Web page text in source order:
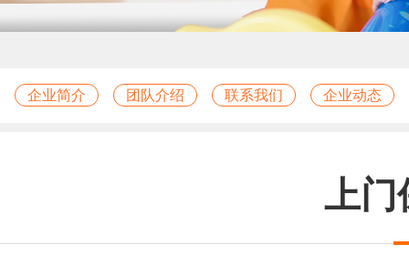
企业简介 团队介绍 联系我们 企业动态
上门